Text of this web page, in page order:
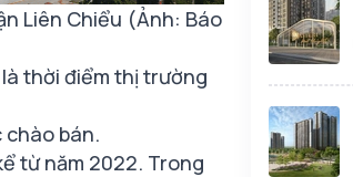
Liên Chiểu (Ảnh: Báo
thời điểm thị trường
chào bán.
từ năm 2022. Trong